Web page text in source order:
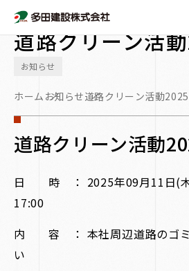
2025.09.11
道路クリーン活
お知らせ
ホーム お知らせ道路クリーン活動2025
道路クリーン活動
日 時 ： 2025年09月11日
17:00
内 容 ： 本社周辺道路のゴ
い